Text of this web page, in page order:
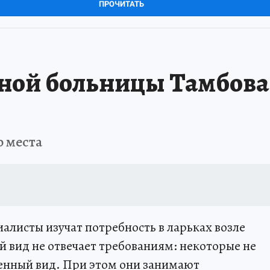
ПРОЧИТАТЬ
больницы
места
изучат потребность в ларьках возле
не отвечает требованиям: некоторые не
вид. При этом они занимают